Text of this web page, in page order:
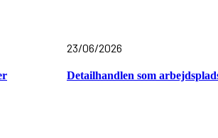
23/06/2026
Detailhandlen som